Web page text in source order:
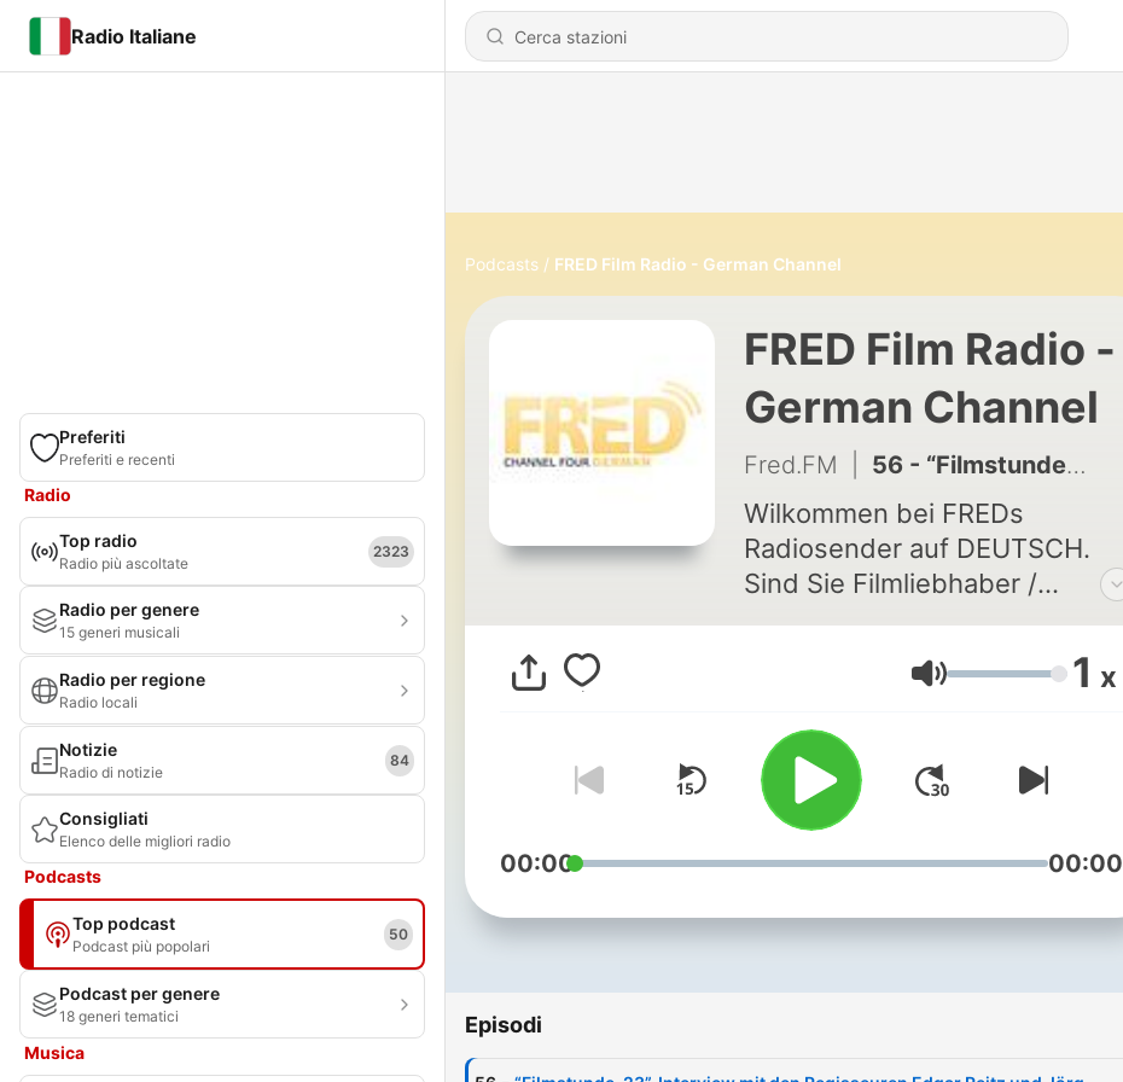
Radio Italiane
Preferiti
Preferiti e recenti
Radio
Top radio
Radio più ascoltate
2323
Radio per genere
15 generi musicali
Radio per regione
Radio locali
Notizie
Radio di notizie
84
Consigliati
Elenco delle migliori radio
Podcasts
Top podcast
Podcast più popolari
50
Podcast per genere
18 generi tematici
Musica
Podcasts FRED Film Radio - German Channel
FRED Film Radio -
German Channel
Fred.FM 56 - “Filmstunde_23”, Interview mit den Regisseuren Edgar Reitz und Jörg Adolph
Wilkommen bei FREDs
Radiosender auf DEUTSCH.
Sind Sie Filmliebhaber /
Filmfreak / Filmemacher /
Schauspieler / Filmkritiker /
Journalist / Filmstudent /
Filmfestival-Organisator /
Filmproduzent /
Vertriebshändler / Filmekäufer
/ Handelsvertreter /
Filmpublizist, und am
Filmfestivals interessiert?
denjenigen, die nicht direkt bei
Volume 1 x
00:00 00:00
Episodi